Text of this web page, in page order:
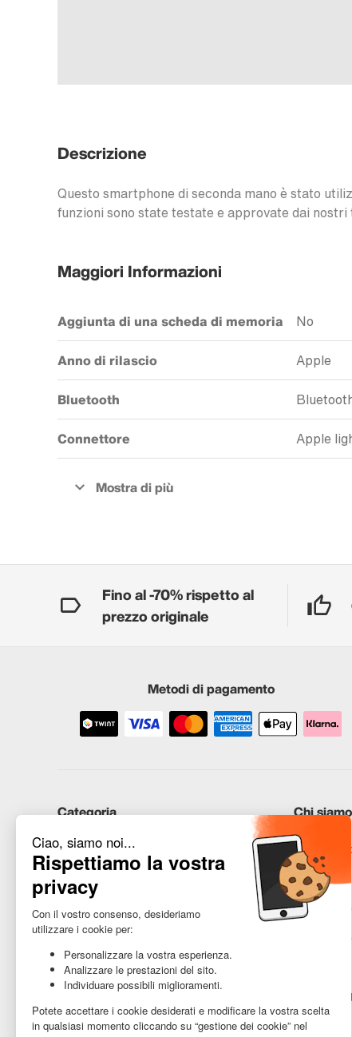
Descrizione
Questo smartphone di seconda mano è stato
funzioni sono state testate e approvate dai nostri
Maggiori Informazioni
Aggiunta di una scheda di memoria No
Anno di rilascio Apple
Bluetooth
Connettore Apple
Fino al -70% rispetto al
prezzo originale
Metodi di pagamento
Categoria
iPhone
Samsung
Huawei
Hai bisogno di aiuto?
Chi siamo
Promesse
Gestione